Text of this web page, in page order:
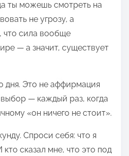
ты можешь смотреть на
не угрозу, а
что сила вообще
— а значит, существует
дня. Это не аффирмация
— каждый раз, когда
«он ничего не стоит».
Спроси себя: что я
сказал мне, что это под